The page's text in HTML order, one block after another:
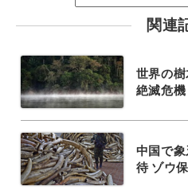
関連
世界の
絶滅危機
中国で
待 ゾウ